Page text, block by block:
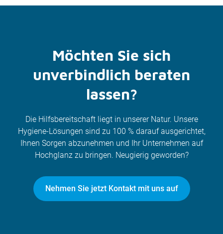
Möchten Sie sich
unverbindlich beraten
lassen?
Die Hilfsbereitschaft liegt in unserer Natur. Unsere
Hygiene-Lösungen sind zu 100 % darauf ausgerichtet,
Ihnen Sorgen abzunehmen und Ihr Unternehmen auf
Hochglanz zu bringen. Neugierig geworden?
Nehmen Sie jetzt Kontakt mit uns auf